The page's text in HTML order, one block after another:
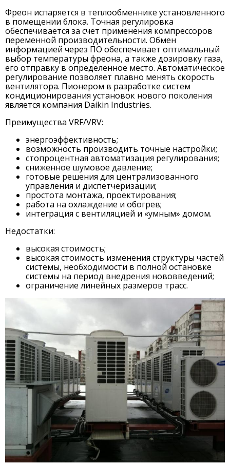
Фреон испаряется в теплообменнике установленного
в помещении блока. Точная регулировка
обеспечивается за счет применения компрессоров
переменной производительности. Обмен
информацией через ПО обеспечивает оптимальный
выбор температуры фреона, а также дозировку газа,
его отправку в определенное место. Автоматическое
регулирование позволяет плавно менять скорость
вентилятора. Пионером в разработке систем
кондиционирования установок нового поколения
является компания Daikin Industries.
Преимущества VRF/VRV:
энергоэффективность;
возможность производить точные настройки;
стопроцентная автоматизация регулирования;
сниженное шумовое давление;
готовые решения для централизованного
управления и диспетчеризации;
простота монтажа, проектирования;
работа на охлаждение и обогрев;
интеграция с вентиляцией и «умным» домом.
Недостатки:
высокая стоимость;
высокая стоимость изменения структуры частей
системы, необходимости в полной остановке
системы на период внедрения нововведений;
ограничение линейных размеров трасс.